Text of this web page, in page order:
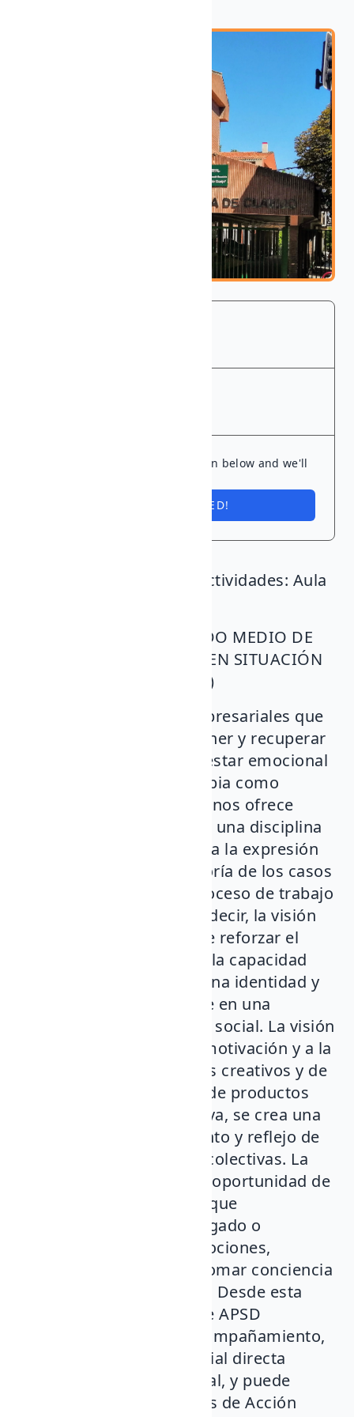
Ready to dive in? Tap the button below and we'll
I'M INTERESTED!
I.E.S. Batalla de Clavijo Actividades: Aula
CICLO FORMATIVO GRADO MEDIO DE
ATENCIÓN A PERSONAS EN SITUACIÓN
DE DEPENDENCIA (APSD)
Entre las actividades empresariales que
pueden favorecer mantener y recuperar
la salud mental y el bienestar emocional
los ejercicios de arteterapia como
herramienta psicosocial, nos ofrece
muchas posibilidades. Es una disciplina
de psicoterapia que utiliza la expresión
artística. En la gran mayoría de los casos
es más beneficioso el proceso de trabajo
que el producto final. Es decir, la visión
instrumental nos permite reforzar el
aprendizaje, el disfrute y la capacidad
crítica como formas de una identidad y
éste a su vez se convierte en una
apuesta para la inclusión social. La visión
finalista contribuye a la motivación y a la
participación en procesos creativos y de
expresión de diversidad de productos
comunitarios. En definitiva, se crea una
sinergia de autonocimiento y reflejo de
viviencias individuales y colectivas. La
artetarapia nos ofrece la oportunidad de
comunicar y expresar lo que
verbalmente nos está negado o
bloqueado, canalizar emociones,
conectar y reconocer, y tomar conciencia
de lo que hemos sentido. Desde esta
disciplina el alumnado de APSD
desarrolla labores de acompañamiento,
ofrece atención psicosocial directa
domiciliaria e institucional, y puede
emprender en Programas de Acción